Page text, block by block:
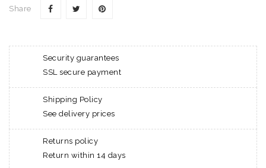
Share
Security guarantees
SSL secure payment
Shipping Policy
See delivery prices
Returns policy
Return within 14 days